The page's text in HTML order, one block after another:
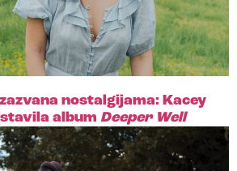
nostalgijama: Kacey
album Deeper Well